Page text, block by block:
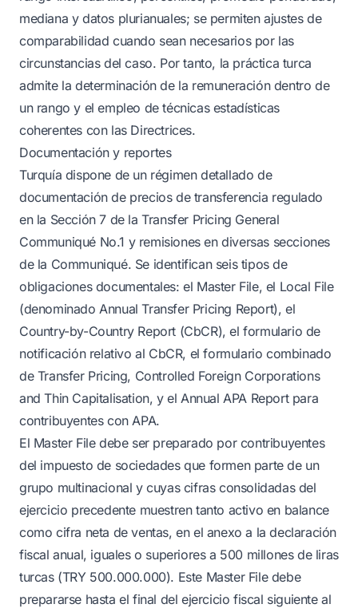
mediana y datos plurianuales; se permiten ajustes de
comparabilidad cuando sean necesarios por las
circunstancias del caso. Por tanto, la práctica turca
admite la determinación de la remuneración dentro de
un rango y el empleo de técnicas estadísticas
coherentes con las Directrices.
Documentación y reportes
Turquía dispone de un régimen detallado de
documentación de precios de transferencia regulado
en la Sección 7 de la Transfer Pricing General
Communiqué No.1 y remisiones en diversas secciones
de la Communiqué. Se identifican seis tipos de
obligaciones documentales: el Master File, el Local File
(denominado Annual Transfer Pricing Report), el
Country-by-Country Report (CbCR), el formulario de
notificación relativo al CbCR, el formulario combinado
de Transfer Pricing, Controlled Foreign Corporations
and Thin Capitalisation, y el Annual APA Report para
contribuyentes con APA.
El Master File debe ser preparado por contribuyentes
del impuesto de sociedades que formen parte de un
grupo multinacional y cuyas cifras consolidadas del
ejercicio precedente muestren tanto activo en balance
como cifra neta de ventas, en el anexo a la declaración
fiscal anual, iguales o superiores a 500 millones de liras
turcas (TRY 500.000.000). Este Master File debe
prepararse hasta el final del ejercicio fiscal siguiente al